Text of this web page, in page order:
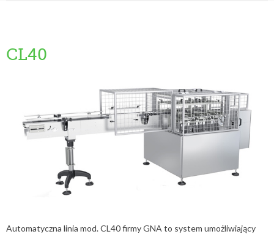
CL40
Automatyczna linia mod. CL40 firmy GNA to system umożliwiający